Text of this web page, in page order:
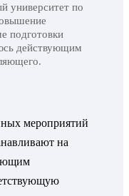
университет по
подготовки
действующим
мероприятий
на